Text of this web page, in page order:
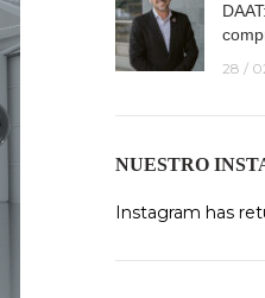
28 /
NUESTRO
Instagram has